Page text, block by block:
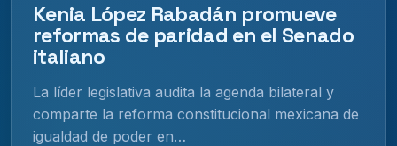
Kenia López Rabadán promueve
reformas de paridad en el Senado
italiano
La líder legislativa audita la agenda bilateral y
comparte la reforma constitucional mexicana de
igualdad de poder en…